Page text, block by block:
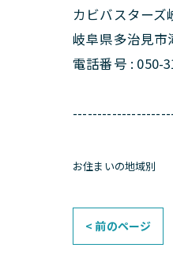
カビバスターズ
岐阜県多治見市
電話番号 : 050-
お住まいの地域別
< 前のページ